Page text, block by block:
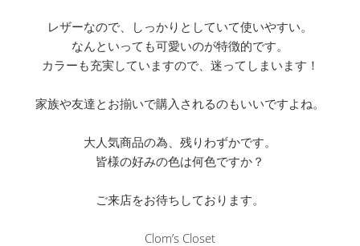
レザーなので、しっかりとしていて使いやすい。
なんといっても可愛いのが特徴的です。
カラーも充実していますので、迷ってしまいます！
家族や友達とお揃いで購入されるのもいいですよね。
大人気商品の為、残りわずかです。
皆様の好みの色は何色ですか？
ご来店をお待ちしております。
Clom’s Closet